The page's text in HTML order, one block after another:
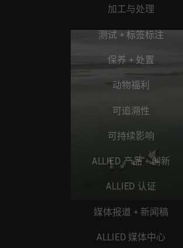
加工与处理
测试 + 标签标注
保养 + 处置
动物福利
可追溯性
可持续影响
ALLIED 产品 + 创新
ALLIED 认证
媒体报道 + 新闻稿
ALLIED 媒体中心